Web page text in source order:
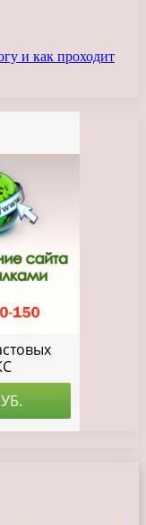
и как проходит